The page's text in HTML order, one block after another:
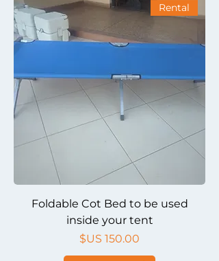
Rental
Foldable Cot Bed to be used
inside your tent
السعر